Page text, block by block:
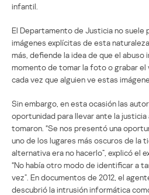
infantil.
El Departamento de Justicia no suele
imágenes explícitas de esta
más, defiende la idea de que el abuso
momento de tomar la foto o grabar el
cada vez que alguien ve estas
Sin embargo, en esta ocasión las
oportunidad para llevar ante la justicia
tomaron. “Se nos presentó una
uno de los lugares más oscuros de la
alternativa era no hacerlo”, explicó el
“No había otro modo de identificar a
vez”. En documentos de 2012, el
descubrió la intrusión informática